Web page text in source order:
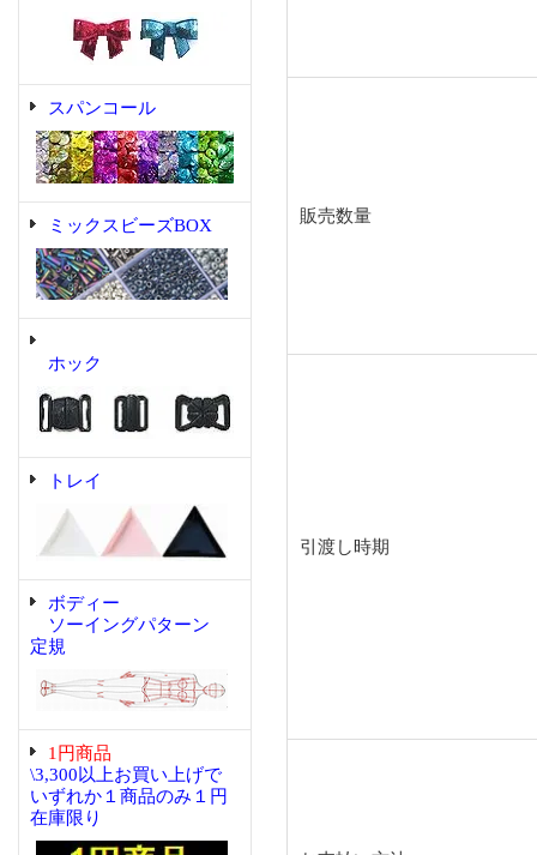
スパンコール
ミックスビーズBOX
ホック
トレイ
ボディー
ソーイングパターン
定規
1円商品
\3,300以上お買い上げで
いずれか１商品のみ１円
在庫限り
販売数量
引渡し時期